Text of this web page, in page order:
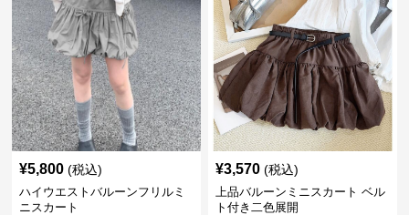
¥5,800 (税込)
ハイウエストバルーンフリルミ
ニスカート
¥3,570 (税込)
上品バルーンミニスカート ベル
ト付き二色展開